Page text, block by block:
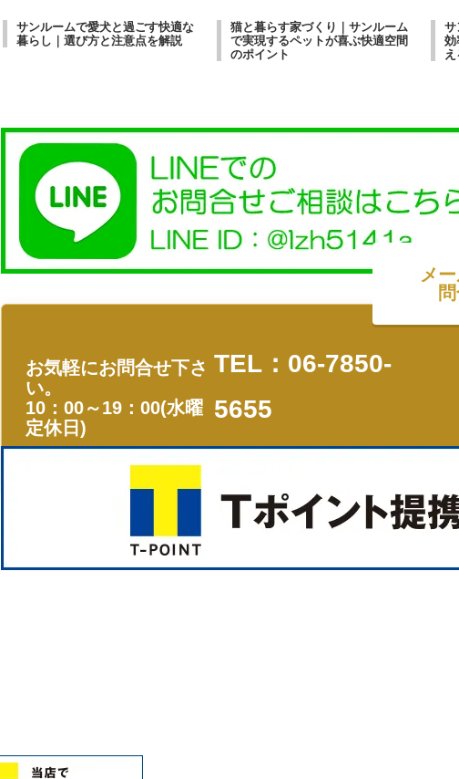
サンルームで愛犬と過ごす快適な
暮らし｜選び方と注意点を解説
猫と暮らす家づくり｜サンルーム
で実現するペットが喜ぶ快適空間
のポイント
サ
効
お気軽にお問合せ下さ
い。
10：00～19：00(水曜
定休日)
TEL：06-7850-
5655
メ